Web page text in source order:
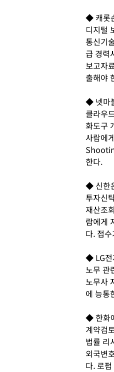
◆ 캐롯
디지털
통신기
급 경력
보고자
출해야
◆ 넷마
클라우
화도구
사람에
한다.
◆ 신한
투자신
재산조
람에게
다. 접
◆ LG전
노무 관
노무사
에 능통
◆ 한화
계약검
법률 리
외국변
다. 로